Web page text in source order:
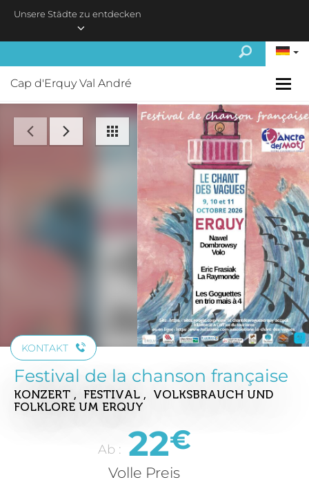
Unsere Städte zu entdecken
Cap d'Erquy Val André
KONTAKT
Festival de la chanson française
KONZERT , FESTIVAL , VOLKSBRAUCH UND
FOLKLORE UM ERQUY
Ab : 22€
Volle Preis